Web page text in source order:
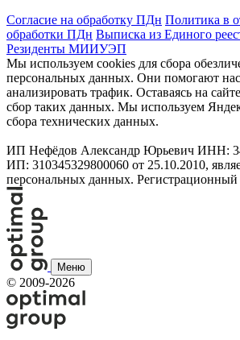
Согласие на обработку ПДн Политика в
обработки ПДн Выписка из Единого
Резиденты МИИУЭП
Мы используем cookies для сбора
персональных данных. Они помогают
анализировать трафик. Оставаясь на
сбор таких данных. Мы используем
сбора технических данных.
ИП Нефёдов Александр Юрьевич ИНН:
ИП: 310345329800060 от 25.10.2010,
персональных данных.
Меню
© 2009-2026